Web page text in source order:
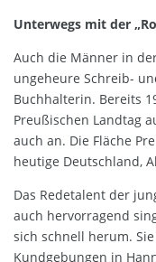
Unterwegs mit der
Auch die Männer in
ungeheure Schreib-
Buchhalterin. Bereits
Preußischen Landtag
auch an. Die Fläche
heutige Deutschland,
Das Redetalent der
auch hervorragend
sich schnell herum.
Kundgebungen in